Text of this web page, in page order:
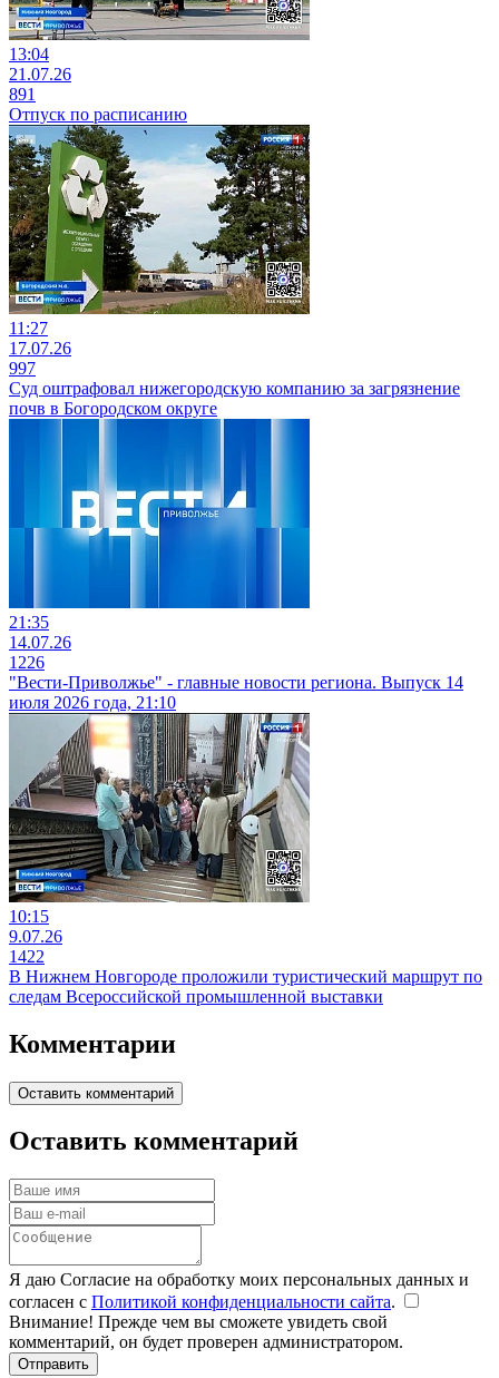
13:04
21.07.26
891
Отпуск по расписанию
11:27
17.07.26
997
Суд оштрафовал нижегородскую компанию за загрязнение
почв в Богородском округе
21:35
14.07.26
1226
"Вести-Приволжье" - главные новости региона. Выпуск 14
июля 2026 года, 21:10
10:15
9.07.26
1422
В Нижнем Новгороде проложили туристический маршрут по
следам Всероссийской промышленной выставки
Комментарии
Оставить комментарий
Оставить комментарий
Я даю Согласие на обработку моих персональных данных и
согласен с Политикой конфиденциальности сайта.
Внимание! Прежде чем вы сможете увидеть свой
комментарий, он будет проверен администратором.
Отправить